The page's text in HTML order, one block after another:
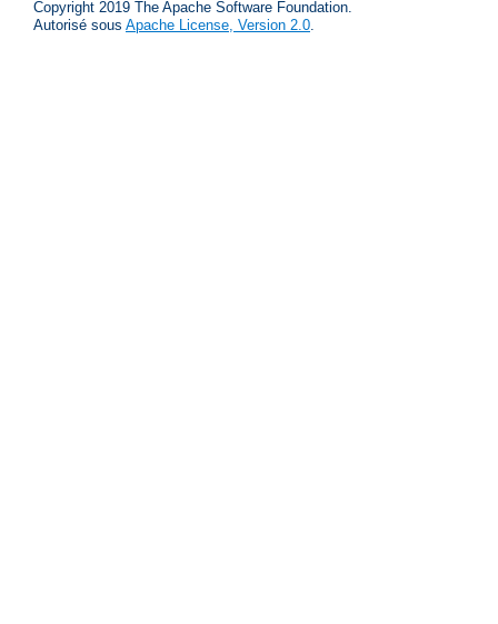
Copyright 2019 The Apache Software Foundation.
Autorisé sous Apache License, Version 2.0.